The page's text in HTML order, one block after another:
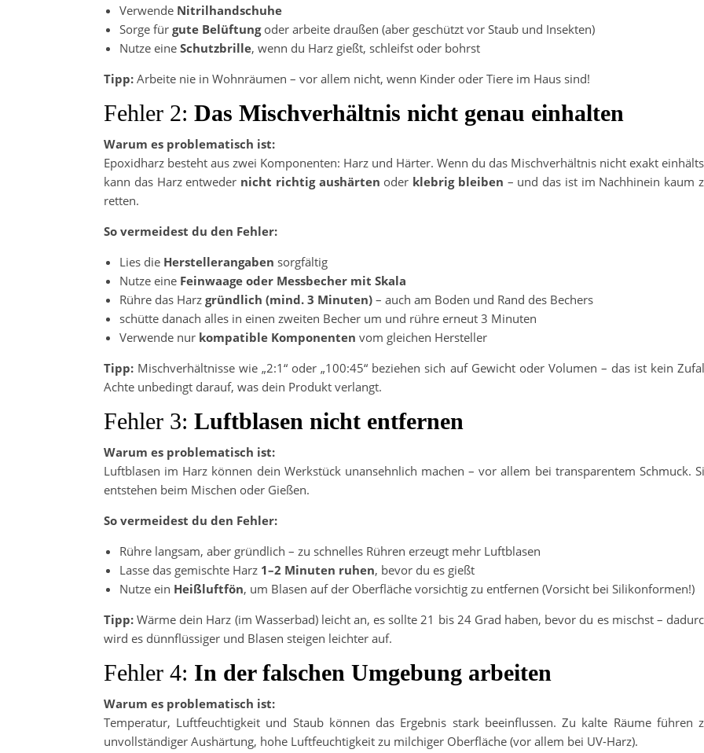
Verwende Nitrilhandschuhe
Sorge für gute Belüftungoder arbeite draußen (aber geschützt vor Staub und Insekten)
Nutze eine Schutzbrille, wenn du Harz gießt, schleifst oder bohrst
Tipp: Arbeite nie in Wohnräumen – vor allem nicht, wenn Kinder oder Tiere im Haus sind!
Fehler 2: Das Mischverhältnis nicht genau einhalten
Warum es problematisch ist:
Epoxidharz besteht aus zwei Komponenten: Harz und Härter. Wenn du das Mischverhältnis nicht exakt
kann das Harz entweder nicht richtig aushärten oder klebrig bleiben – und das ist im Nachhinein kaum
retten.
So vermeidest du den Fehler:
Lies die Herstellerangaben sorgfältig
Nutze eine Feinwaage oder Messbecher mit Skala
Rühre das Harz gründlich (mind. 3 Minuten) – auch am Boden und Rand des Bechers
schütte danach alles in einen zweiten Becher um und rühre erneut 3 Minuten
Verwende nur kompatible Komponenten vom gleichen Hersteller
Tipp: Mischverhältnisse wie „2:1“ oder „100:45“ beziehen sich auf Gewicht oder Volumen – das ist kein
Achte unbedingt darauf, was dein Produkt verlangt.
Fehler 3: Luftblasen nicht entfernen
Warum es problematisch ist:
Luftblasen im Harz können dein Werkstück unansehnlich machen – vor allem bei transparentem Schmuck.
entstehen beim Mischen oder Gießen.
So vermeidest du den Fehler:
Rühre langsam, aber gründlich – zu schnelles Rühren erzeugt mehr Luftblasen
Lasse das gemischte Harz 1–2 Minuten ruhen, bevor du es gießt
Nutze ein Heißluftfön, um Blasen auf der Oberfläche vorsichtig zu entfernen (Vorsicht bei Silikonformen!)
Tipp: Wärme dein Harz (im Wasserbad) leicht an, es sollte 21 bis 24 Grad haben, bevor du es mischst –
wird es dünnflüssiger und Blasen steigen leichter auf.
Fehler 4: In der falschen Umgebung arbeiten
Warum es problematisch ist:
Temperatur, Luftfeuchtigkeit und Staub können das Ergebnis stark beeinflussen. Zu kalte Räume führen
unvollständiger Aushärtung, hohe Luftfeuchtigkeit zu milchiger Oberfläche (vor allem bei UV-Harz).